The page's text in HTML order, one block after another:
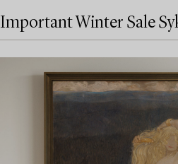
Important Winter Sale